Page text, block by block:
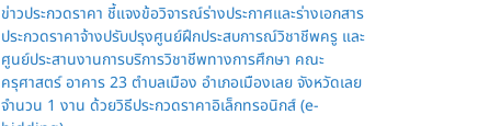
ข่าวประกวดราคา ชี้แจงข้อวิจารณ์ร่างประกาศและร่างเอกสาร
ประกวดราคาจ้างปรับปรุงศูนย์ฝึกประสบการณ์วิชาชีพครู และ
ศูนย์ประสานงานการบริการวิชาชีพทางการศึกษา คณะ
ครุศาสตร์ อาคาร 23 ตำบลเมือง อำเภอเมืองเลย จังหวัดเลย
จำนวน 1 งาน ด้วยวิธีประกวดราคาอิเล็กทรอนิกส์ (e-